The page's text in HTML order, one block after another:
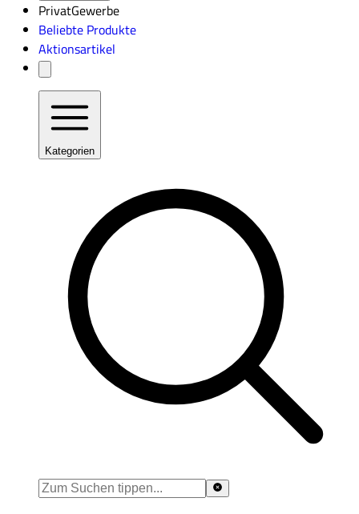
PrivatGewerbe
Beliebte Produkte
Aktionsartikel
Kategorien